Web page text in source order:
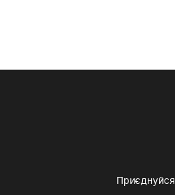
Приєднуйся